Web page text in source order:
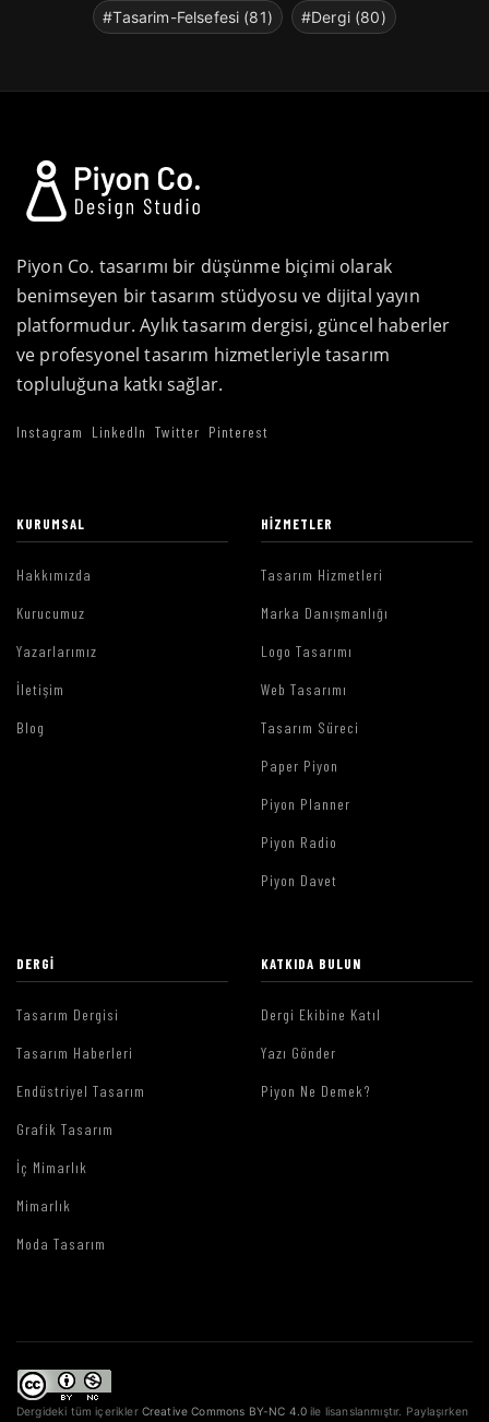
#Tasarim-Felsefesi (81) #Dergi (80)
Piyon Co. tasarımı bir düşünme biçimi olarak
benimseyen bir tasarım stüdyosu ve dijital yayın
platformudur. Aylık tasarım dergisi, güncel haberler
ve profesyonel tasarım hizmetleriyle tasarım
topluluğuna katkı sağlar.
Instagram LinkedIn Twitter Pinterest
KURUMSAL
Hakkımızda
Kurucumuz
Yazarlarımız
İletişim
Blog
HIZMETLER
Tasarım Hizmetleri
Marka Danışmanlığı
Logo Tasarımı
Web Tasarımı
Tasarım Süreci
Paper Piyon
Piyon Planner
Piyon Radio
Piyon Davet
DERGI
Tasarım Dergisi
Tasarım Haberleri
Endüstriyel Tasarım
Grafik Tasarım
İç Mimarlık
Mimarlık
Moda Tasarım
KATKIDA BULUN
Dergi Ekibine Katıl
Yazı Gönder
Piyon Ne Demek?
Dergideki tüm içerikler Creative Commons BY-NC 4.0 ile lisanslanmıştır. Paylaşırken